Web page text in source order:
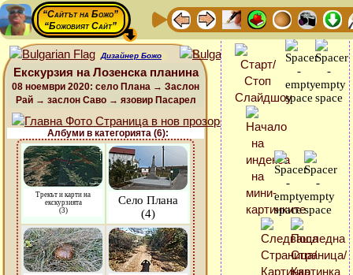
“Сайтът на Божо”
“Божовият Сайт”
Дизайнер Божо
Екскурзия на Лозенска планина
08 ноември 2020: село Плана → Заслон
Рай → заслон Саво → язовир Пасарел
Албуми в категорията (6):
Трекът и карти на
екскурзията
(3)
Село Плана
(4)